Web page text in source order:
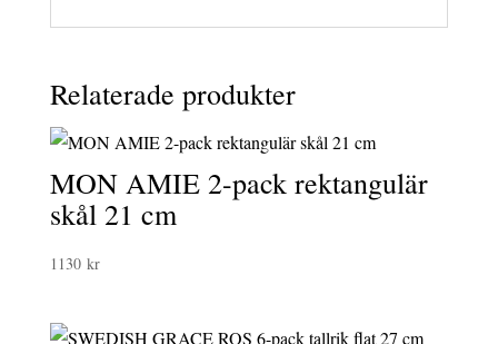
Relaterade produkter
MON AMIE 2-pack rektangulär
skål 21 cm
1130 kr